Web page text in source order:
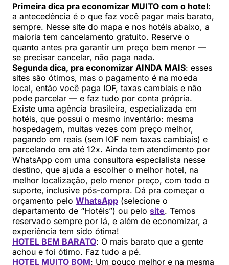
Primeira dica pra economizar MUITO com o hotel:
a antecedência é o que faz você pagar mais barato,
sempre. Nesse site do mapa e nos hotéis abaixo, a
maioria tem cancelamento gratuito. Reserve o
quanto antes pra garantir um preço bem menor —
se precisar cancelar, não paga nada.
Segunda dica, pra economizar AINDA MAIS: esses
sites são ótimos, mas o pagamento é na moeda
local, então você paga IOF, taxas cambiais e não
pode parcelar — e faz tudo por conta própria.
Existe uma agência brasileira, especializada em
hotéis, que possui o mesmo inventário: mesma
hospedagem, muitas vezes com preço melhor,
pagando em reais (sem IOF nem taxas cambiais) e
parcelando em até 12x. Ainda tem atendimento por
WhatsApp com uma consultora especialista nesse
destino, que ajuda a escolher o melhor hotel, na
melhor localização, pelo menor preço, com todo o
suporte, inclusive pós-compra. Dá pra começar o
orçamento pelo WhatsApp (selecione o
departamento de “Hotéis”) ou pelo site. Temos
reservado sempre por lá, e além de economizar, a
experiência tem sido ótima!
HOTEL BEM BARATO: O mais barato que a gente
achou e foi ótimo. Faz tudo a pé.
HOTEL MUITO BOM: Um pouco melhor e na mesma